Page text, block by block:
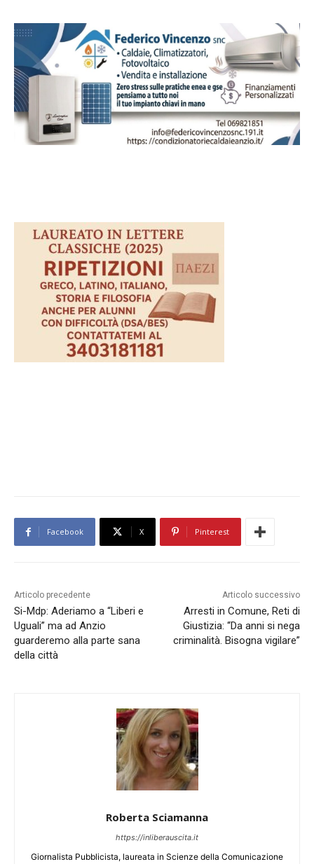
Facebook X Pinterest
Articolo precedente
Si-Mdp: Aderiamo a “Liberi e
Uguali” ma ad Anzio
guarderemo alla parte sana
della città
Articolo successivo
Arresti in Comune, Reti di
Giustizia: “Da anni si nega
criminalità. Bisogna vigilare”
Roberta Sciamanna
https://inliberauscita.it
Giornalista Pubblicista, laureata in Scienze della Comunicazione